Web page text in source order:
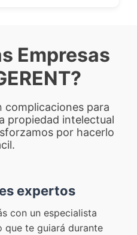
Empresas
complicaciones para
propiedad intelectual
por hacerlo
expertos
con un especialista
que te guiará durante